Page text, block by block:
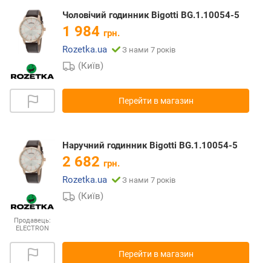
Чоловічий годинник Bigotti BG.1.10054-5
1 984 грн.
Rozetka.ua
З нами 7 років
(Київ)
Перейти в магазин
Продавець:
ELECTRON
Наручний годинник Bigotti BG.1.10054-5
2 682 грн.
Rozetka.ua
З нами 7 років
(Київ)
Перейти в магазин